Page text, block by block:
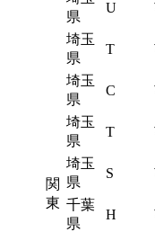
関
東
県
U
埼玉
県
T
埼玉
県
C
埼玉
県
T
埼玉
県
S
千葉
県
H